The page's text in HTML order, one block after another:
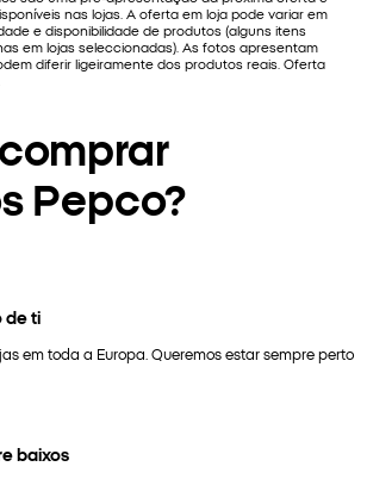
nas lojas. A oferta em loja pode variar em
e disponibilidade de produtos (alguns itens
em lojas seleccionadas). As fotos apresentam
diferir ligeiramente dos produtos reais. Oferta
Pepco?
de ti
em toda a Europa. Queremos estar sempre perto
baixos